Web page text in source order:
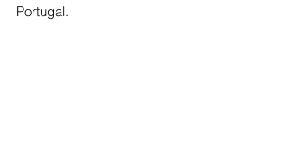
Portugal.